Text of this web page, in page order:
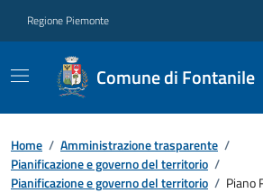
Regione Piemonte
Comune di Fontanile
Home / Amministrazione trasparente /
Pianificazione e governo del territorio /
Pianificazione e governo del territorio / Piano